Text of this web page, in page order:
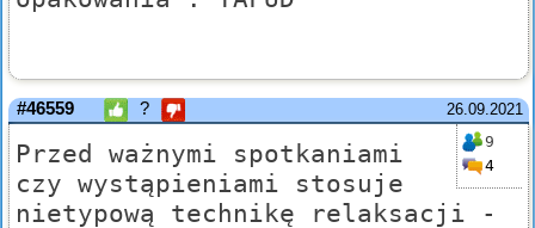
26.09.2021
#46559 ?
9
4
Przed ważnymi spotkaniami
czy wystąpieniami stosuje
nietypową technikę relaksacji -